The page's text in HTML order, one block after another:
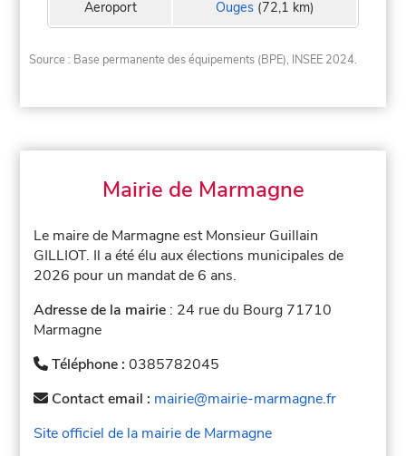
Aeroport Ouges(72,1 km)
Source : Base permanente des équipements (BPE), INSEE 2024.
Mairie de Marmagne
Le maire de Marmagne est Monsieur Guillain
GILLIOT. Il a été élu aux élections municipales de
2026 pour un mandat de 6 ans.
Adresse de la mairie : 24 rue du Bourg 71710
Marmagne
Téléphone :0385782045
Contact email : mairie@mairie-marmagne.fr
Site officiel de la mairie de Marmagne